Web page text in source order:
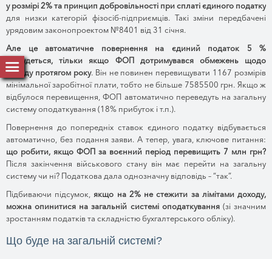
у розмірі 2% та принцип добровільності при сплаті єдиного податку
для низки категорій фізосіб-підприємців. Такі зміни передбачені
урядовим законопроектом №8401 від 31 січня.
Але це автоматичне повернення на єдиний податок 5 %
відбудеться, тільки якщо ФОП дотримувався обмежень щодо
доходу протягом року. Він не повинен перевищувати 1167 розмірів
мінімальної заробітної плати, тобто не більше 7585500 грн. Якщо ж
відбулося перевищення, ФОП автоматично переведуть на загальну
систему оподаткування (18% прибуток і т.п.).
Повернення до попередніх ставок єдиного податку відбувається
автоматично, без подання заяви. А тепер, увага, ключове питання:
що робити, якщо ФОП за воєнний період перевищить 7 млн грн?
Після закінчення військового стану він має перейти на загальну
систему чи ні? Податкова дала однозначну відповідь – “так”.
Підбиваючи підсумок,якщо на 2% не стежити за лімітами доходу,
можна опинитися на загальній системі оподаткування(зі значним
зростанням податків та складністю бухгалтерського обліку).
Що буде на загальній системі?